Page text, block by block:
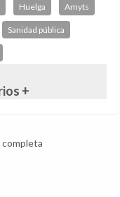
Huelga Amyts
Sanidad pública
+